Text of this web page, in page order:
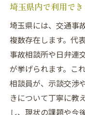
埼玉県内で利用で
埼玉県には、交通事
複数存在します。代
事故相談所や日弁連
が挙げられます。こ
相談員が、示談交渉
きについて丁寧に教
し、現状の課題や今